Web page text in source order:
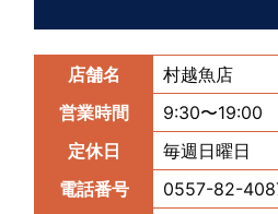
店舗名
村越魚店
営業時間
9:30〜19:00
定休日
毎週日曜日
電話番号
0557-82-